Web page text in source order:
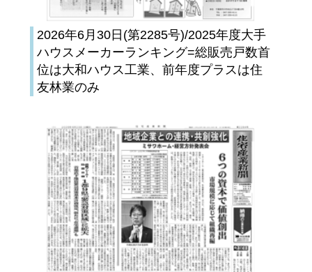
2026年6月30日(第2285号)/2025年度大手
ハウスメーカーランキング=総販売戸数首
位は大和ハウス工業、前年度プラスは住
友林業のみ